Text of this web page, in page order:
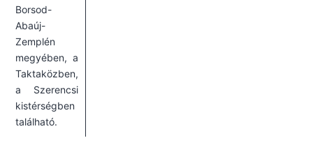
Borsod-
Abaúj-
Zemplén
megyében, a
Taktaközben,
a Szerencsi
kistérségben
található.